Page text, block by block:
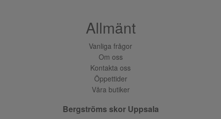
Allmänt
Vanliga frågor
Om oss
Kontakta oss
Öppettider
Våra butiker
Bergströms skor Uppsala